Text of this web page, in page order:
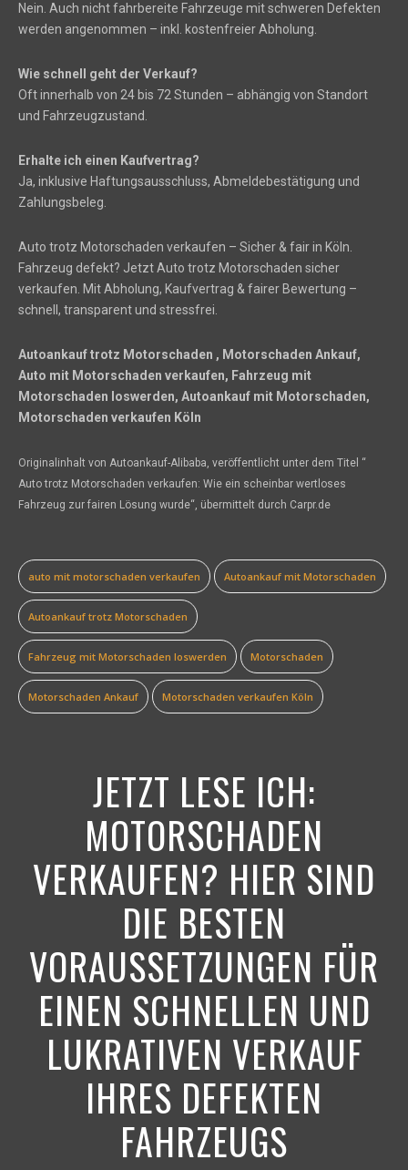
Nein. Auch nicht fahrbereite Fahrzeuge mit schweren Defekten
werden angenommen – inkl. kostenfreier Abholung.
Wie schnell geht der Verkauf?
Oft innerhalb von 24 bis 72 Stunden – abhängig von Standort
und Fahrzeugzustand.
Erhalte ich einen Kaufvertrag?
Ja, inklusive Haftungsausschluss, Abmeldebestätigung und
Zahlungsbeleg.
Auto trotz Motorschaden verkaufen – Sicher & fair in Köln.
Fahrzeug defekt? Jetzt Auto trotz Motorschaden sicher
verkaufen. Mit Abholung, Kaufvertrag & fairer Bewertung –
schnell, transparent und stressfrei.
Autoankauf trotz Motorschaden , Motorschaden Ankauf,
Auto mit Motorschaden verkaufen, Fahrzeug mit
Motorschaden loswerden, Autoankauf mit Motorschaden,
Motorschaden verkaufen Köln
Originalinhalt von Autoankauf-Alibaba, veröffentlicht unter dem Titel “
Auto trotz Motorschaden verkaufen: Wie ein scheinbar wertloses
Fahrzeug zur fairen Lösung wurde“, übermittelt durch Carpr.de
auto mit motorschaden verkaufen Autoankauf mit Motorschaden
Autoankauf trotz Motorschaden
Fahrzeug mit Motorschaden loswerden Motorschaden
Motorschaden Ankauf Motorschaden verkaufen Köln
JETZT LESE ICH:
MOTORSCHADEN
VERKAUFEN? HIER SIND
DIE BESTEN
VORAUSSETZUNGEN FÜR
EINEN SCHNELLEN UND
LUKRATIVEN VERKAUF
IHRES DEFEKTEN
FAHRZEUGS